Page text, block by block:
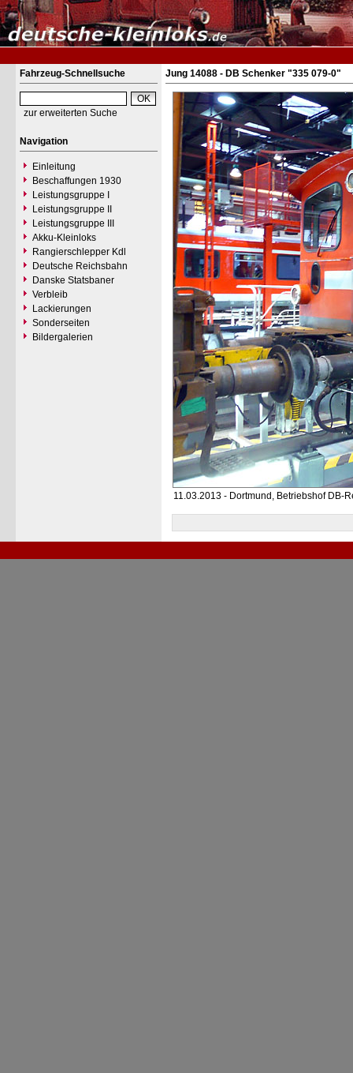
Fahrzeug-Schnellsuche
zur erweiterten Suche
Navigation
Einleitung
Beschaffungen 1930
Leistungsgruppe I
Leistungsgruppe II
Leistungsgruppe III
Akku-Kleinloks
Rangierschlepper Kdl
Deutsche Reichsbahn
Danske Statsbaner
Verbleib
Lackierungen
Sonderseiten
Bildergalerien
Jung 14088 - DB Schenker "335 079-0"
11.03.2013 - Dortmund, Betriebshof DB-